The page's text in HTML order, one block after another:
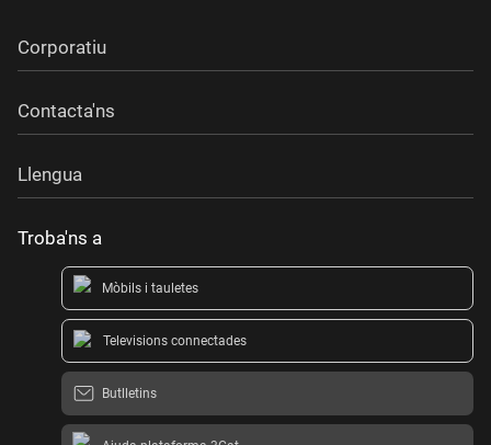
Corporatiu
Contacta'ns
Llengua
Troba'ns a
Mòbils i tauletes
Televisions connectades
Butlletins